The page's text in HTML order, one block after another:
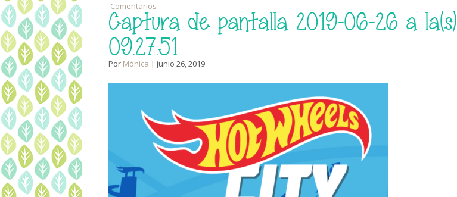
Comentarios
Captura de pantalla 2019-06-26 a la(s)
09.27.51
Por Mónica | junio 26, 2019